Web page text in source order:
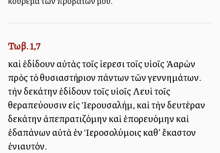
Τωβ. 1,7
καὶ ἐδίδουν αὐτὰς τοῖς ἱερεῦσι τοῖς υἱοῖς Ἀαρὼν
πρὸς τὸ θυσιαστήριον πάντων τῶν γεννημάτων.
τὴν δεκάτην ἐδίδουν τοῖς υἱοῖς Λευὶ τοῖς
θεραπεύουσιν εἰς Ἱερουσαλήμ, καὶ τὴν δευτέραν
δεκάτην ἀπεπρατιζόμην καὶ ἐπορευόμην καὶ
ἐδαπάνων αὐτὰ ἐν Ἱεροσολύμοις καθ’ ἕκαστον
ἐνιαυτόν.